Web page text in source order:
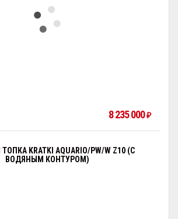
8 235 000₽
KRATKI AQUARIO/PW/W Z10 (С
ВОДЯНЫМ КОНТУРОМ)